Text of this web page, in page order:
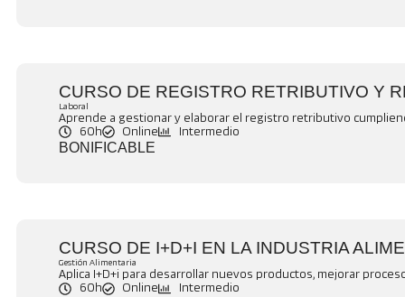
CURSO DE REGISTRO RETRIBUTIVO Y
Laboral
Aprende a gestionar y elaborar el registro retributivo
60h
Online Intermedio
BONIFICABLE
CURSO DE I+D+I EN LA INDUSTRIA
Gestión Alimentaria
Aplica I+D+i para desarrollar nuevos productos, mejorar
60h
Online Intermedio